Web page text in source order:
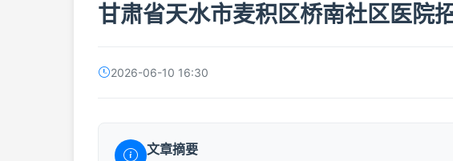
甘肃省天水市麦积区桥南社区医院
2026-06-10 16:30
文章摘要